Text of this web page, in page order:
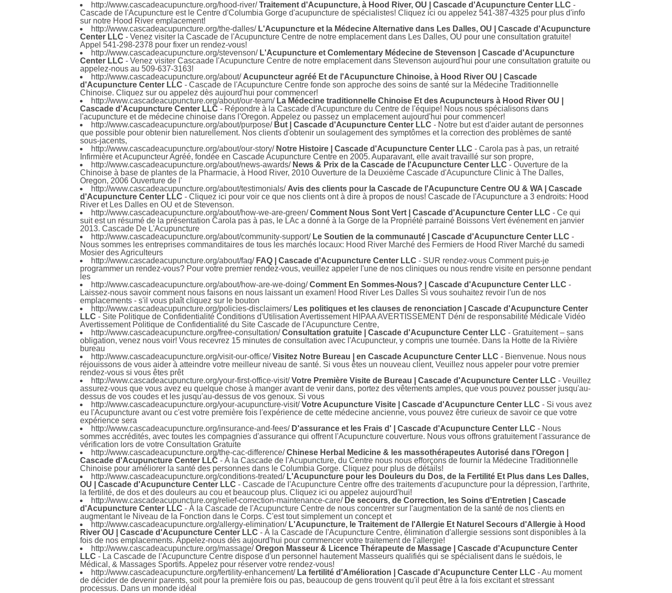
http://www.cascadeacupuncture.org/hood-river/Traitement d'Acupuncture, à Hood River, OU | Cascade d'Acupuncture Center LLC -
Cascade de l'Acupuncture est le Centre d'Columbia Gorge d'acupuncture de spécialistes! Cliquez ici ou appelez 541-387-4325 pour plus d'info
sur notre Hood River emplacement!
http://www.cascadeacupuncture.org/the-dalles/ L'Acupuncture et la Médecine Alternative dans Les Dalles, OU | Cascade d'Acupuncture
Center LLC - Venez visiter la Cascade de l'Acupuncture Centre de notre emplacement dans Les Dalles, OU pour une consultation gratuite!
Appel 541-298-2378 pour fixer un rendez-vous!
http://www.cascadeacupuncture.org/stevenson/ L'Acupuncture et Comlementary Médecine de Stevenson | Cascade d'Acupuncture
Center LLC - Venez visiter Cascaade l'Acupuncture Centre de notre emplacement dans Stevenson aujourd'hui pour une consultation gratuite ou
appelez-nous au 509-637-3163!
http://www.cascadeacupuncture.org/about/ Acupuncteur agréé Et de l'Acupuncture Chinoise, à Hood River OU | Cascade
d'Acupuncture Center LLC - Cascade de l'Acupuncture Centre fonde son approche des soins de santé sur la Médecine Traditionnelle
Chinoise. Cliquez sur ou appelez dès aujourd'hui pour commencer!
http://www.cascadeacupuncture.org/about/our-team/ La Médecine traditionnelle Chinoise Et des Acupuncteurs à Hood River OU |
Cascade d'Acupuncture Center LLC - Répondre à la Cascade d'Acupuncture du Centre de l'équipe! Nous nous spécialisons dans
l'acupuncture et de médecine chinoise dans l'Oregon. Appelez ou passez un emplacement aujourd'hui pour commencer!
http://www.cascadeacupuncture.org/about/purpose/ But | Cascade d'Acupuncture Center LLC - Notre but est d'aider autant de personnes
que possible pour obtenir bien naturellement. Nos clients d'obtenir un soulagement des symptômes et la correction des problèmes de santé
sous-jacents,
http://www.cascadeacupuncture.org/about/our-story/ Notre Histoire | Cascade d'Acupuncture Center LLC - Carola pas à pas, un retraité
Infirmière et Acupuncteur Agréé, fondée en Cascade Acupuncture Centre en 2005. Auparavant, elle avait travaillé sur son propre,
http://www.cascadeacupuncture.org/about/news-awards/ News & Prix de la Cascade de l'Acupuncture Center LLC - Ouverture de la
Chinoise à base de plantes de la Pharmacie, à Hood River, 2010 Ouverture de la Deuxième Cascade d'Acupuncture Clinic à The Dalles,
Oregon, 2006 Ouverture de l'
http://www.cascadeacupuncture.org/about/testimonials/ Avis des clients pour la Cascade de l'Acupuncture Centre OU & WA | Cascade
d'Acupuncture Center LLC - Cliquez ici pour voir ce que nos clients ont à dire à propos de nous! Cascade de l'Acupuncture a 3 endroits: Hood
River et Les Dalles en OU et de Stevenson.
http://www.cascadeacupuncture.org/about/how-we-are-green/Comment Nous Sont Vert | Cascade d'Acupuncture Center LLC - Ce qui
suit est un résumé de la présentation Carola pas à pas, le LAc a donné à la Gorge de la Propriété parrainé Boissons Vert événement en janvier
2013. Cascade De L'Acupuncture
http://www.cascadeacupuncture.org/about/community-support/ Le Soutien de la communauté | Cascade d'Acupuncture Center LLC -
Nous sommes les entreprises commanditaires de tous les marchés locaux: Hood River Marché des Fermiers de Hood River Marché du samedi
Mosier des Agriculteurs
http://www.cascadeacupuncture.org/about/faq/ FAQ | Cascade d'Acupuncture Center LLC - SUR rendez-vous Comment puis-je
programmer un rendez-vous? Pour votre premier rendez-vous, veuillez appeler l'une de nos cliniques ou nous rendre visite en personne pendant
les
http://www.cascadeacupuncture.org/about/how-are-we-doing/Comment En Sommes-Nous? | Cascade d'Acupuncture Center LLC -
Laissez-nous savoir comment nous faisons en nous laissant un examen! Hood River Les Dalles Si vous souhaitez revoir l'un de nos
emplacements - s'il vous plaît cliquez sur le bouton
http://www.cascadeacupuncture.org/policies-disclaimers/ Les politiques et les clauses de renonciation | Cascade d'Acupuncture Center
LLC - Site Politique de Confidentialité Conditions d'Utilisation Avertissement HIPAA AVERTISSEMENT Déni de responsabilité Médicale Vidéo
Avertissement Politique de Confidentialité du Site Cascade de l'Acupuncture Centre,
http://www.cascadeacupuncture.org/free-consultation/Consultation gratuite | Cascade d'Acupuncture Center LLC - Gratuitement – sans
obligation, venez nous voir! Vous recevrez 15 minutes de consultation avec l'Acupuncteur, y compris une tournée. Dans la Hotte de la Rivière
bureau
http://www.cascadeacupuncture.org/visit-our-office/Visitez Notre Bureau | en Cascade Acupuncture Center LLC - Bienvenue. Nous nous
réjouissons de vous aider à atteindre votre meilleur niveau de santé. Si vous êtes un nouveau client, Veuillez nous appeler pour votre premier
rendez-vous si vous êtes prêt
http://www.cascadeacupuncture.org/your-first-office-visit/Votre Première Visite de Bureau | Cascade d'Acupuncture Center LLC - Veuillez
assurez-vous que vous avez eu quelque chose à manger avant de venir dans, portez des vêtements amples, que vous pouvez pousser jusqu'au-
dessus de vos coudes et les jusqu'au-dessus de vos genoux. Si vous
http://www.cascadeacupuncture.org/your-acupuncture-visit/Votre Acupuncture Visite | Cascade d'Acupuncture Center LLC - Si vous avez
eu l'Acupuncture avant ou c'est votre première fois l'expérience de cette médecine ancienne, vous pouvez être curieux de savoir ce que votre
expérience sera
http://www.cascadeacupuncture.org/insurance-and-fees/ D'assurance et les Frais d' | Cascade d'Acupuncture Center LLC - Nous
sommes accrédités, avec toutes les compagnies d'assurance qui offrent l'Acupuncture couverture. Nous vous offrons gratuitement l'assurance de
vérification lors de votre Consultation Gratuite
http://www.cascadeacupuncture.org/the-cac-difference/Chinese Herbal Medicine & les massothérapeutes Autorisé dans l'Oregon |
Cascade d'Acupuncture Center LLC - À la Cascade de l'Acupuncture, du Centre nous nous efforçons de fournir la Médecine Traditionnelle
Chinoise pour améliorer la santé des personnes dans le Columbia Gorge. Cliquez pour plus de détails!
http://www.cascadeacupuncture.org/conditions-treated/ L'Acupuncture pour les Douleurs du Dos, de la Fertilité Et Plus dans Les Dalles,
OU | Cascade d'Acupuncture Center LLC - Cascade de l'Acupuncture Centre offre des traitements d'acupuncture pour la dépression, l'arthrite,
la fertilité, de dos et des douleurs au cou et beaucoup plus. Cliquez ici ou appelez aujourd'hui!
http://www.cascadeacupuncture.org/relief-correction-maintenance-care/ De secours, de Correction, les Soins d'Entretien | Cascade
d'Acupuncture Center LLC - À la Cascade de l'Acupuncture Centre de nous concentrer sur l'augmentation de la santé de nos clients en
augmentant le Niveau de la Fonction dans le Corps. C'est tout simplement un concept et
http://www.cascadeacupuncture.org/allergy-elimination/ L'Acupuncture, le Traitement de l'Allergie Et Naturel Secours d'Allergie à Hood
River OU | Cascade d'Acupuncture Center LLC - À la Cascade de l'Acupuncture Centre, élimination d'allergie sessions sont disponibles à la
fois de nos emplacements. Appelez-nous dès aujourd'hui pour commencer votre traitement de l'allergie!
http://www.cascadeacupuncture.org/massage/Oregon Masseur & Licence Thérapeute de Massage | Cascade d'Acupuncture Center
LLC - La Cascade de l'Acupuncture Centre dispose d'un personnel hautement Masseurs qualifiés qui se spécialisent dans le suédois, le
Médical, & Massages Sportifs. Appelez pour réserver votre rendez-vous!
http://www.cascadeacupuncture.org/fertility-enhancement/ La fertilité d'Amélioration | Cascade d'Acupuncture Center LLC - Au moment
de décider de devenir parents, soit pour la première fois ou pas, beaucoup de gens trouvent qu'il peut être à la fois excitant et stressant
processus. Dans un monde idéal